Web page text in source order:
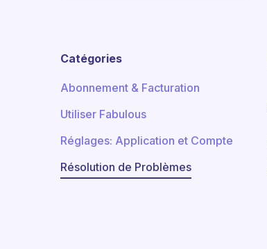
Catégories
Abonnement & Facturation
Utiliser Fabulous
Réglages: Application et Compte
Résolution de Problèmes